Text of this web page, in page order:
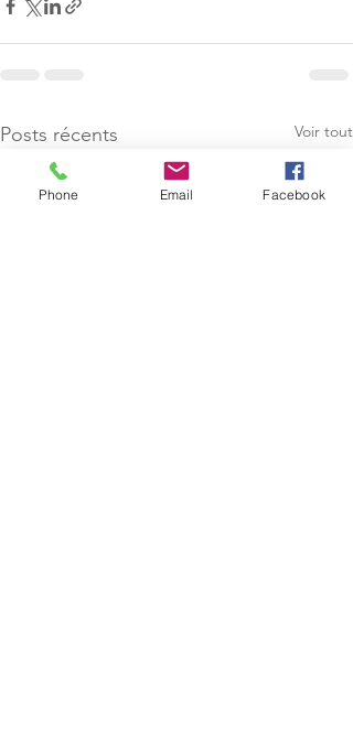
Posts récents Voir tout
Phone Email Facebook